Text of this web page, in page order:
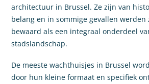
architectuur in Brussel. Ze zijn van
belang en in sommige gevallen
bewaard als een integraal onderdeel
stadslandschap.
De meeste wachthuisjes in Brussel
door hun kleine formaat en specifiek